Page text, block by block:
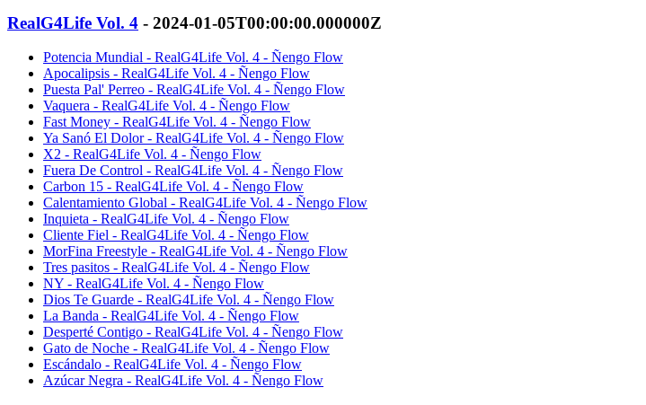
RealG4Life Vol. 4 - 2024-01-05T00:00:00.000000Z
Potencia Mundial - RealG4Life Vol. 4 - Ñengo Flow
Apocalipsis - RealG4Life Vol. 4 - Ñengo Flow
Puesta Pal' Perreo - RealG4Life Vol. 4 - Ñengo Flow
Vaquera - RealG4Life Vol. 4 - Ñengo Flow
Fast Money - RealG4Life Vol. 4 - Ñengo Flow
Ya Sanó El Dolor - RealG4Life Vol. 4 - Ñengo Flow
X2 - RealG4Life Vol. 4 - Ñengo Flow
Fuera De Control - RealG4Life Vol. 4 - Ñengo Flow
Carbon 15 - RealG4Life Vol. 4 - Ñengo Flow
Calentamiento Global - RealG4Life Vol. 4 - Ñengo Flow
Inquieta - RealG4Life Vol. 4 - Ñengo Flow
Cliente Fiel - RealG4Life Vol. 4 - Ñengo Flow
MorFina Freestyle - RealG4Life Vol. 4 - Ñengo Flow
Tres pasitos - RealG4Life Vol. 4 - Ñengo Flow
NY - RealG4Life Vol. 4 - Ñengo Flow
Dios Te Guarde - RealG4Life Vol. 4 - Ñengo Flow
La Banda - RealG4Life Vol. 4 - Ñengo Flow
Desperté Contigo - RealG4Life Vol. 4 - Ñengo Flow
Gato de Noche - RealG4Life Vol. 4 - Ñengo Flow
Escándalo - RealG4Life Vol. 4 - Ñengo Flow
Azúcar Negra - RealG4Life Vol. 4 - Ñengo Flow